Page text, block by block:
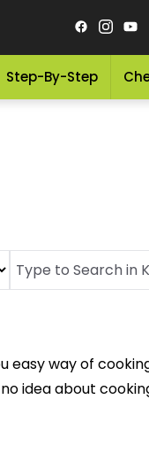
Step-By-Step
way of
idea about